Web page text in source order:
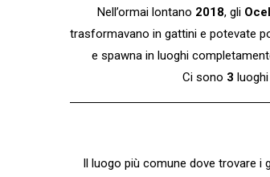
Nell’ormai lontano 2018, gli
trasformavano in gattini e potevate
e spawna in luoghi
Ci sono 3
Il luogo più comune dove trovare i